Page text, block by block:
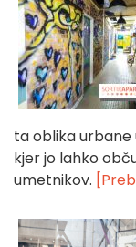
ta oblika urbane
kjer jo lahko
umetnikov.